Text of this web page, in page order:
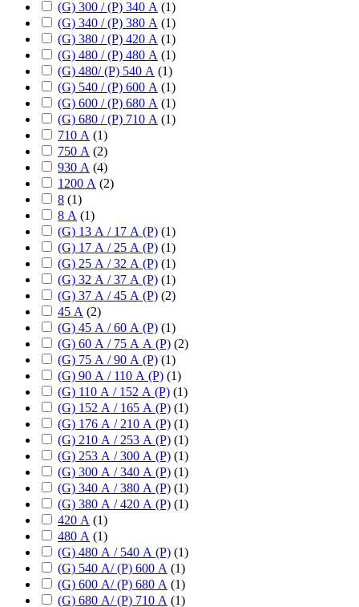
(G) 300 / (P) 340 А (1)
(G) 340 / (P) 380 А (1)
(G) 380 / (P) 420 А (1)
(G) 480 / (P) 480 А (1)
(G) 480/ (P) 540 А (1)
(G) 540 / (P) 600 А (1)
(G) 600 / (P) 680 А (1)
(G) 680 / (P) 710 А (1)
710 А (1)
750 А (2)
930 А (4)
1200 А (2)
8 (1)
8 А (1)
(G) 13 А / 17 А (P) (1)
(G) 17 А / 25 А (P) (1)
(G) 25 А / 32 А (P) (1)
(G) 32 А / 37 А (P) (1)
(G) 37 А / 45 А (P) (2)
45 А (2)
(G) 45 А / 60 А (P) (1)
(G) 60 А / 75 А А (P) (2)
(G) 75 А / 90 А (P) (1)
(G) 90 А / 110 А (P) (1)
(G) 110 А / 152 А (P) (1)
(G) 152 А / 165 А (P) (1)
(G) 176 А / 210 А (P) (1)
(G) 210 А / 253 А (P) (1)
(G) 253 А / 300 А (P) (1)
(G) 300 А / 340 А (P) (1)
(G) 340 А / 380 А (P) (1)
(G) 380 А / 420 А (P) (1)
420 А (1)
480 А (1)
(G) 480 А / 540 А (P) (1)
(G) 540 А/ (P) 600 А (1)
(G) 600 А/ (P) 680 А (1)
(G) 680 А/ (P) 710 А (1)